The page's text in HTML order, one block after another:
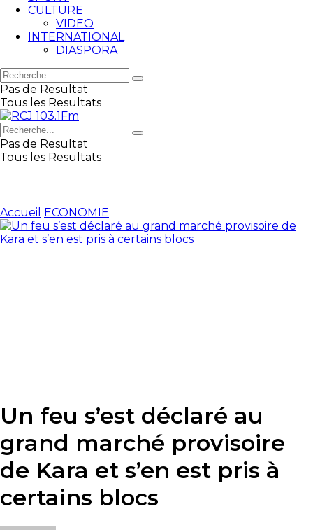
CULTURE
VIDEO
INTERNATIONAL
DIASPORA
Pas de Resultat
Tous les Resultats
Pas de Resultat
Tous les Resultats
Accueil ECONOMIE
Un feu s’est déclaré au
grand marché provisoire
de Kara et s’en est pris à
certains blocs